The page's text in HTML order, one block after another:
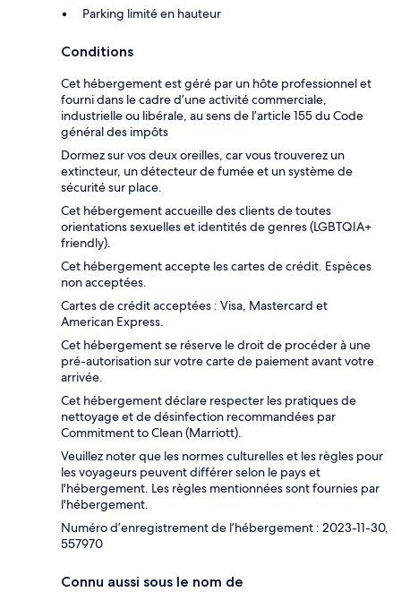
Parking limité en hauteur
Conditions
Cet hébergement est géré par un hôte professionnel et
fourni dans le cadre d’une activité commerciale,
industrielle ou libérale, au sens de l’article 155 du Code
général des impôts
Dormez sur vos deux oreilles, car vous trouverez un
extincteur, un détecteur de fumée et un système de
sécurité sur place.
Cet hébergement accueille des clients de toutes
orientations sexuelles et identités de genres (LGBTQIA+
friendly).
Cet hébergement accepte les cartes de crédit. Espèces
non acceptées.
Cartes de crédit acceptées : Visa, Mastercard et
American Express.
Cet hébergement se réserve le droit de procéder à une
pré-autorisation sur votre carte de paiement avant votre
arrivée.
Cet hébergement déclare respecter les pratiques de
nettoyage et de désinfection recommandées par
Commitment to Clean (Marriott).
Veuillez noter que les normes culturelles et les règles pour
les voyageurs peuvent différer selon le pays et
l'hébergement. Les règles mentionnées sont fournies par
l'hébergement.
Numéro d’enregistrement de l’hébergement : 2023-11-30,
557970
Connu aussi sous le nom de